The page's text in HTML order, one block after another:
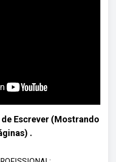
Escrever (Mostrando
.